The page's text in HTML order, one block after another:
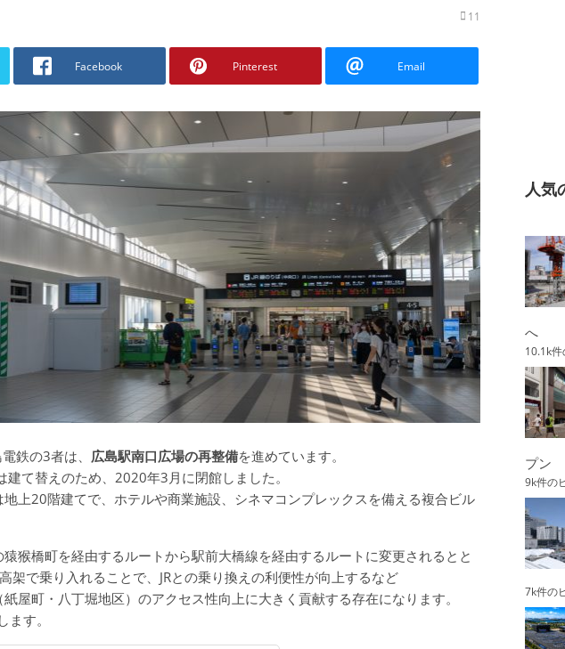
11
Facebook Pinterest Email
鉄の3者は、 広島駅南口広場の再整備を進めています。
建て替えのため、2020年3月に閉館しました。
上20階建てで、ホテルや商業施設、シネマコンプレックスを備える複合ビル
猴橋町を経由するルートから駅前大橋線を経由するルートに変更されるとと
架で乗り入れることで、JRとの乗り換えの利便性が向上するなど
屋町・八丁堀地区）のアクセス性向上に大きく貢献する存在になります。
ます。
人気
へ
10.1k
プン
9k件の
7k件の